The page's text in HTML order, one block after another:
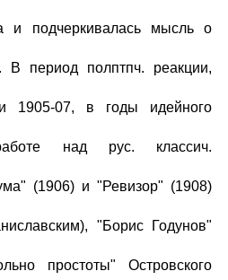
и подчеркивалась мысль о
В период полптпч. реакции,
1905-07, в годы идейного
над рус. классич.
(1906) и "Ревизор" (1908)
"Борис Годунов"
простоты" Островского